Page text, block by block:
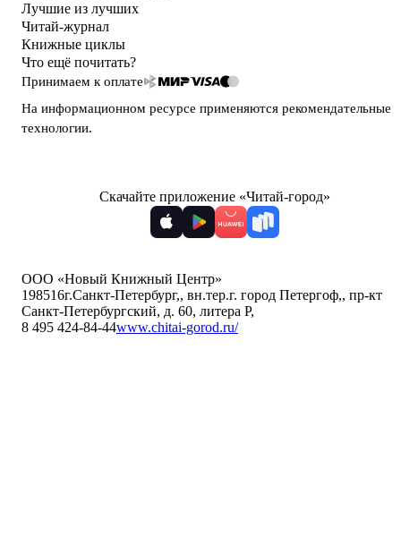
Лучшие из лучших
Читай-журнал
Книжные циклы
Что ещё почитать?
Принимаем к оплате
На информационном ресурсе применяются рекомендательные
технологии.
Скачайте приложение «Читай-город»
ООО «Новый Книжный Центр»
198516г.Санкт-Петербург,, вн.тер.г. город Петергоф,, пр-кт
Санкт-Петербургский, д. 60, литера Р,
8 495 424-84-44www.chitai-gorod.ru/